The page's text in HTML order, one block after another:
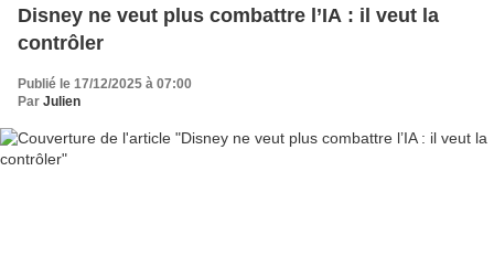
Disney ne veut plus combattre l’IA : il veut la
contrôler
Publié le 17/12/2025 à 07:00
Par Julien